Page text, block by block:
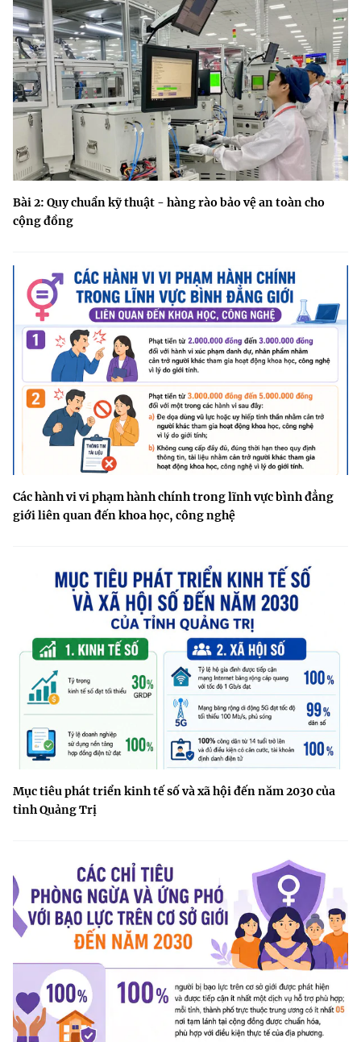
Bài 2: Quy chuẩn kỹ thuật - hàng rào bảo vệ an toàn cho
cộng đồng
Các hành vi vi phạm hành chính trong lĩnh vực bình đẳng
giới liên quan đến khoa học, công nghệ
Mục tiêu phát triển kinh tế số và xã hội đến năm 2030 của
tỉnh Quảng Trị